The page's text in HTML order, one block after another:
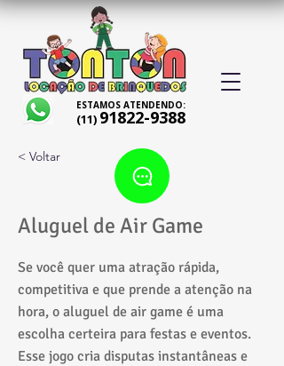
ESTAMOS ATENDENDO:
(11) 91822-9388
< Voltar
Aluguel de Air Game
Se você quer uma atração rápida,
competitiva e que prende a atenção na
hora, o aluguel de air game é uma
escolha certeira para festas e eventos.
Esse jogo cria disputas instantâneas e